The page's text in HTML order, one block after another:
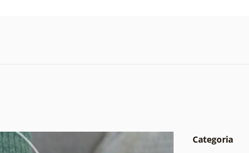
Categoria